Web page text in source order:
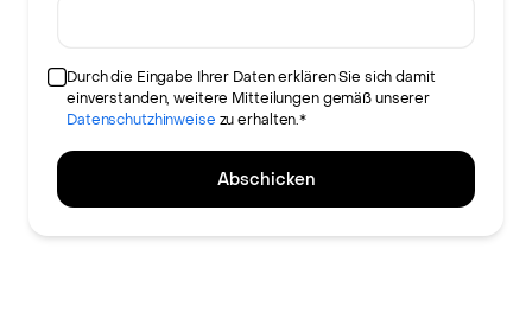
Durch die Eingabe Ihrer Daten erklären Sie sich damit
einverstanden, weitere Mitteilungen gemäß unserer
Datenschutzhinweise zu erhalten.*
Abschicken